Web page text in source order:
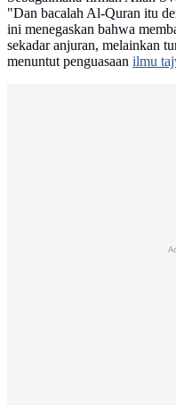
"Dan bacalah Al-Quran itu
ini menegaskan bahwa
sekadar anjuran, melainkan
menuntut penguasaan ilmu